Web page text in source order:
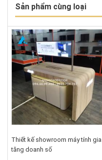
Sản phẩm cùng loại
Thiết kế showroom máy tính gia
tăng doanh số